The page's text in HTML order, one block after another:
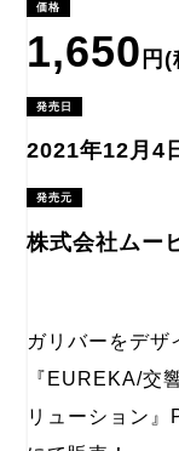
価格
1,650 円(
発売日
2021年12月4
発売元
株式会社ムー
ガリバーをデザ
『EUREKA/交
リューション